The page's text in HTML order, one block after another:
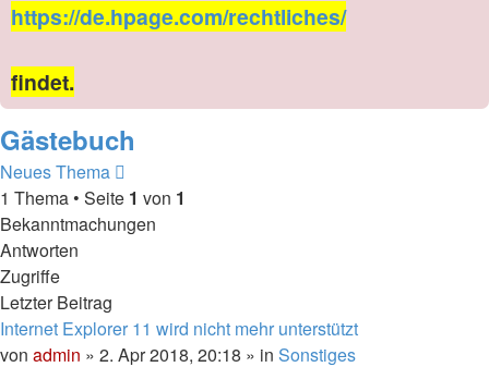
https://de.hpage.com/rechtliches/
findet.
Gästebuch
Neues Thema
1 Thema • Seite 1 von 1
Bekanntmachungen
Antworten
Zugriffe
Letzter Beitrag
Internet Explorer 11 wird nicht mehr unterstützt
von admin » 2. Apr 2018, 20:18 » in Sonstiges